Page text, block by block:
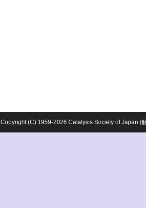
Copyright (C) 1959-2026 Catalysis Society of Japan (